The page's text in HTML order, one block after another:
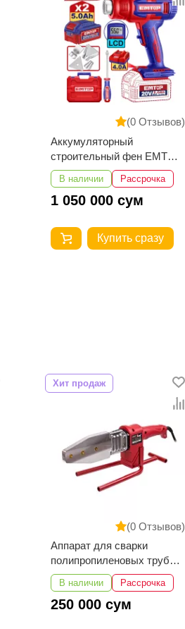
(0 Отзывов)
Аккумуляторный
строительный фен EMTOP
EHGN20065
В наличии Рассрочка
662 500 сум
Купить сразу
(0 Отзывов)
Хит продаж
Удлинитель 3 гнезда 1,5м
б/з MONO 150-010003-301
В наличии Рассрочка
25 875 сум